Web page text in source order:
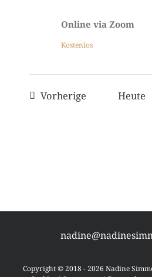
Online via Zoom
Kostenlos
Vorherige Heute
Copyright © 2018 - 2026 Nadine